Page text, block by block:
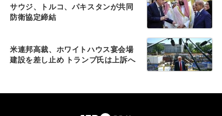
サウジ、トルコ、パキスタンが共同
防衛協定締結
米連邦高裁、ホワイトハウス宴会場
建設を差し止め トランプ氏は上訴へ